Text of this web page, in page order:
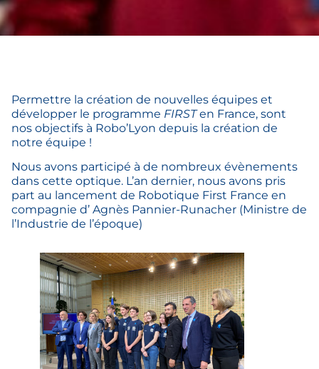
Permettre la création de nouvelles équipes et
développer le programme FIRSTen France, sont
nos objectifs à Robo’Lyon depuis la création de
notre équipe !
Nous avons participé à de nombreux évènements
dans cette optique. L’an dernier, nous avons pris
part au lancement de Robotique First France en
compagnie d’ Agnès Pannier-Runacher (Ministre de
l’Industrie de l’époque)